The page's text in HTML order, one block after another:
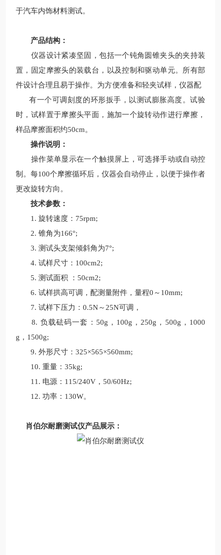
于汽车内饰材料测试。
产品结构：
仪器设计紧凑坚固，包括一个钝角圆锥夹头的夹持装
置，固定摩擦头的装载台，以及控制和驱动单元。所有部
件设计合理且易于操作。为方便准备和轻夹试样，仪器配
有一个可调刻度的环形扳手，以测试膨胀高度。试验
时，试样置于摩擦头平面，施加一个旋转动作进行摩擦，
样品摩擦面积约50cm。
操作说明：
操作菜单显示在一个触摸屏上，可选择手动或自动控
制。每100个摩擦循环后，仪器会自动停止，以便于操作者
更改旋转方向。
技术参数：
1. 旋转速度：75rpm;
2. 锥角为166°;
3. 测试头支架倾斜角为7°;
4. 试样尺寸：100cm2;
5. 测试面积 ：50cm2;
6. 试样拱高可调，配测量附件，量程0～10mm;
7. 试样下压力：0.5N～25N可调，
8. 负载砝码一套：50g，100g，250g，500g，1000
g，1500g;
9. 外形尺寸：325×565×560mm;
10. 重量：35kg;
11. 电源：115/240V，50/60Hz;
12. 功率：130W。
肖伯尔耐磨测试仪产品展示：